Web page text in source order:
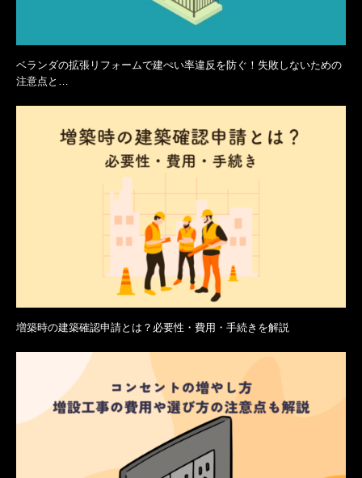
ベランダの拡張リフォームで建ぺい率違反を防ぐ！失敗しないための
注意点と…
増築時の建築確認申請とは？必要性・費用・手続きを解説